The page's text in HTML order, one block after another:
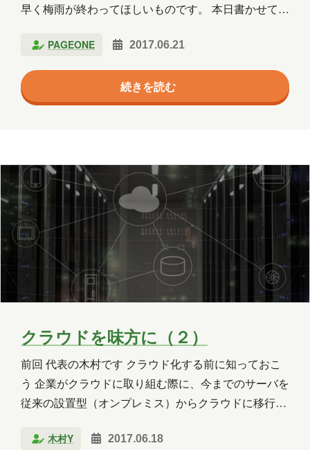
木村S
木村せつ 佐々木
田中
秋元
木村Y 進藤
早く梅雨が終わってほしいものです。 本日書かせてい
す。 ここから書いていくのはあくまでも私の見解です
ので、軽い気持ちで読み流していただければと思いま
す。 青森から出ていく人たち 私は青森県出身という
こともあり、青森に焦点を当てて考えていきます。 ま
にランクインしております。（参考：総務省統計局
http://www.stat.go.jp/da…
PAGEONE 2017.06.21
続きを読む
クラウドを味方に（２）
前回 代表の木村です クラウド化する前に知っておこ
う 企業がクラウドに取り組む際に、今までのサーバを
従来の設置型（オンプレミス）からクラウドに移行す
は、自社で利用するWindowsやLinuxのサーバを購入
木村Y 2017.06.18